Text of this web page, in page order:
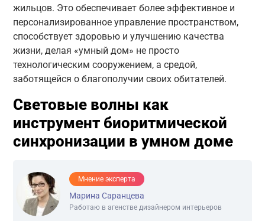
жильцов. Это обеспечивает более эффективное и
персонализированное управление пространством,
способствует здоровью и улучшению качества
жизни, делая «умный дом» не просто
технологическим сооружением, а средой,
заботящейся о благополучии своих обитателей.
Световые волны как
инструмент биоритмической
синхронизации в умном доме
Мнение эксперта
Марина Саранцева
Работаю в агенстве дизайнером интерьеров